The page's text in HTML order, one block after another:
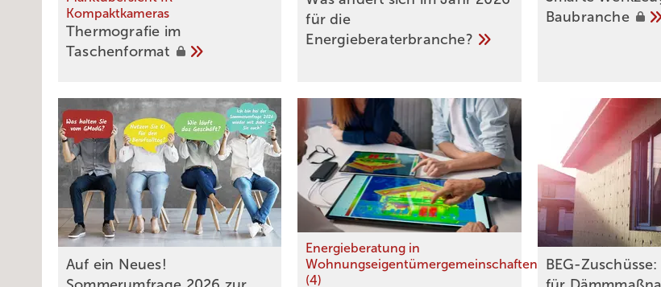
Kompaktkameras
Thermografie im
Taschenformat
für die
Energieberaterbranche?
Baubranche
Auf ein Neues!
Energieberatung in
Wohnungseigentümergemeinschaften
(4)
BEG-